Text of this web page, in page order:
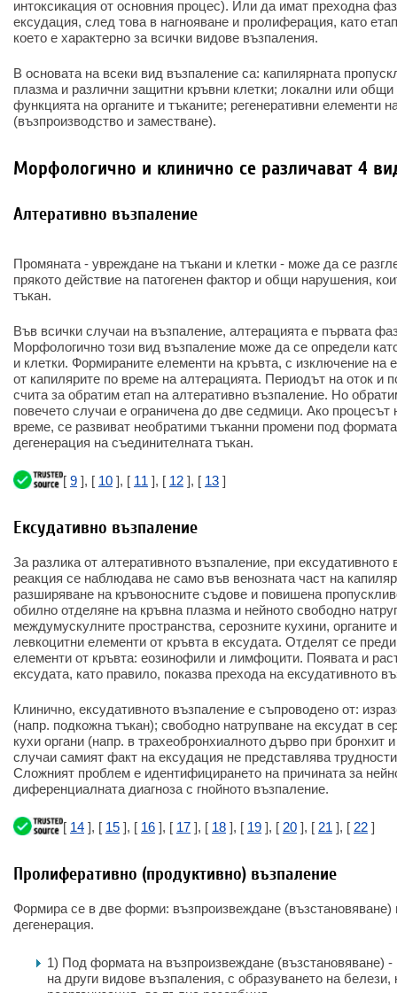
интоксикация от основния процес). Или да имат преходна
ексудация, след това в нагнояване и пролиферация, като
което е характерно за всички видове възпаления.
В основата на всеки вид възпаление са: капилярната
плазма и различни защитни кръвни клетки; локални или
функцията на органите и тъканите; регенеративни елементи
(възпроизводство и заместване).
Морфологично и клинично се различават 4
Алтеративно възпаление
Промяната - увреждане на тъкани и клетки - може да се
прякото действие на патогенен фактор и общи нарушения,
тъкан.
Във всички случаи на възпаление, алтерацията е първата
Морфологично този вид възпаление може да се определи
и клетки. Формираните елементи на кръвта, с изключение на
от капилярите по време на алтерацията. Периодът на оток и
счита за обратим етап на алтеративно възпаление. Но
повечето случаи е ограничена до две седмици. Ако процесът
време, се развиват необратими тъканни промени под
дегенерация на съединителната тъкан.
[ 9 ], [ 10 ], [ 11 ], [ 12 ], [ 13 ]
Ексудативно възпаление
За разлика от алтеративното възпаление, при ексудативното
реакция се наблюдава не само във венозната част на
разширяване на кръвоносните съдове и повишена
обилно отделяне на кръвна плазма и нейното свободно
междумускулните пространства, серозните кухини, органите
левкоцитни елементи от кръвта в ексудата. Отделят се
елементи от кръвта: еозинофили и лимфоцити. Появата и
ексудата, като правило, показва прехода на ексудативното
Клинично, ексудативното възпаление е съпроводено от:
(напр. подкожна тъкан); свободно натрупване на ексудат в
кухи органи (напр. в трахеобронхиалното дърво при бронхит
случаи самият факт на ексудация не представлява
Сложният проблем е идентифицирането на причината за
диференциалната диагноза с гнойното възпаление.
[ 14 ], [ 15 ], [ 16 ], [ 17 ], [ 18 ], [ 19 ], [ 20 ], [ 21 ], [ 22 ]
Пролиферативно (продуктивно) възпаление
Формира се в две форми: възпроизвеждане (възстановяване)
дегенерация.
1) Под формата на възпроизвеждане (възстановяване) -
на други видове възпаления, с образуването на белези,